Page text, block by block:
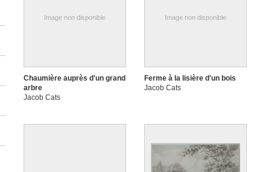
Image non disponible
Chaumière auprès d'un grand
arbre
Jacob Cats
Image non disponible
Ferme à la lisière d'un bois
Jacob Cats